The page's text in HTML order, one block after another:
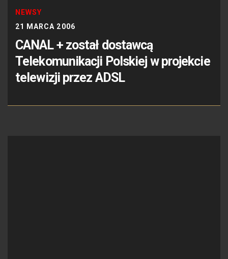
NEWSY
21 MARCA 2006
CANAL + został dostawcą
Telekomunikacji Polskiej w projekcie
telewizji przez ADSL